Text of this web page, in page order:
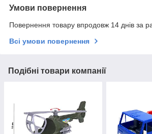
Умови повернення
Повернення товару впродовж 14 днів за
Всі умови повернення
Подібні товари компанії